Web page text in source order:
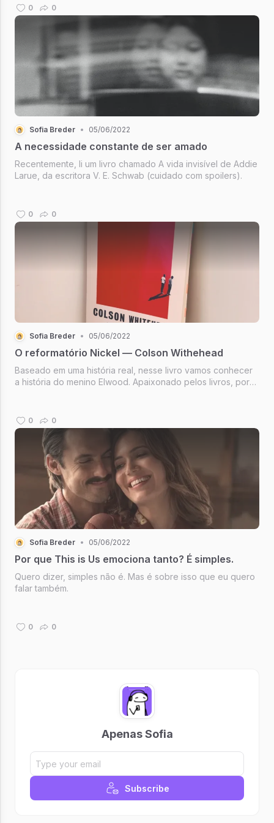
0 0
Sofia Breder • 05/06/2022
A necessidade constante de ser amado
Recentemente, li um livro chamado A vida invisível de Addie
Larue, da escritora V. E. Schwab (cuidado com spoilers).
0 0
Sofia Breder • 05/06/2022
O reformatório Nickel — Colson Withehead
Baseado em uma história real, nesse livro vamos conhecer
a história do menino Elwood. Apaixonado pelos livros, por
em um hotel na ...
0 0
Sofia Breder • 05/06/2022
Por que This is Us emociona tanto? É simples.
Quero dizer, simples não é. Mas é sobre isso que eu quero
falar também.
0 0
Apenas Sofia
Subscribe